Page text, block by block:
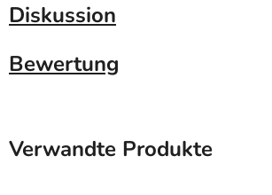
Diskussion
Bewertung
Verwandte Produkte